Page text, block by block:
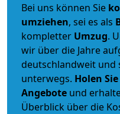
Bei uns können Sie
umziehen, sei es als
kompletter Umzug.
wir über die Jahre
deutschlandweit
unterwegs. Holen
Angebote und
Überblick über die